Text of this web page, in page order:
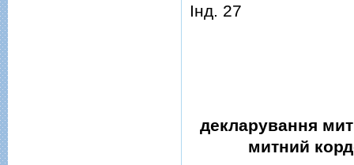
Iнд. 27
декларування
митний